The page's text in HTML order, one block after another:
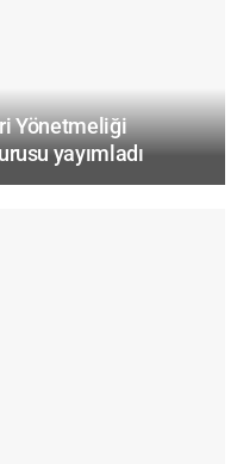
Yönetmeliği
yayımladı